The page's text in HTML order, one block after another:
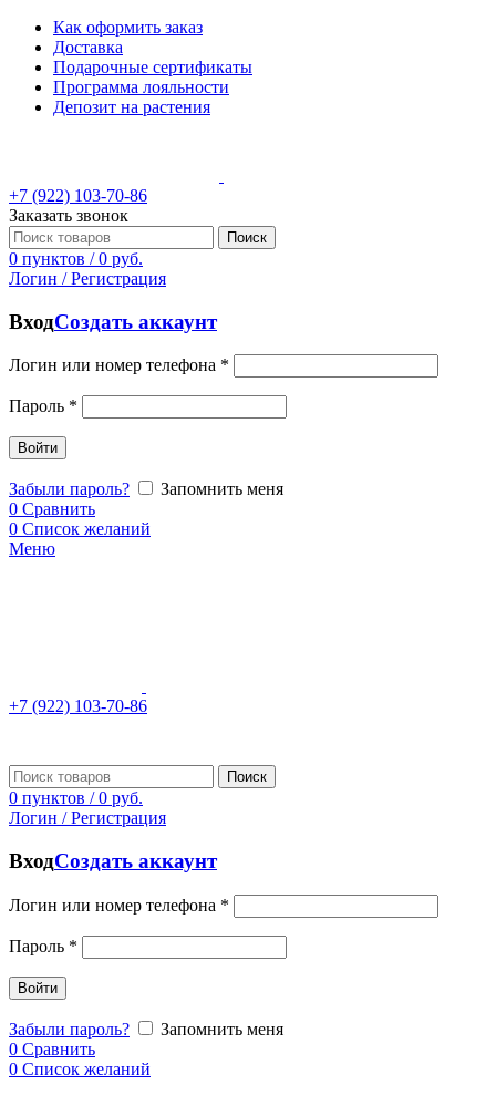
Как оформить заказ
Доставка
Подарочные сертификаты
Программа лояльности
Депозит на растения
+7 (922) 103-70-86
Заказать звонок
Поиск
0 пунктов / 0 руб.
Логин / Регистрация
ВходСоздать аккаунт
Логин или номер телефона *
Пароль *
Войти
Забыли пароль?
Запомнить меня
0 Сравнить
0 Список желаний
Меню
+7 (922) 103-70-86
Поиск
0 пунктов / 0 руб.
Логин / Регистрация
ВходСоздать аккаунт
Логин или номер телефона *
Пароль *
Войти
Забыли пароль?
Запомнить меня
0 Сравнить
0 Список желаний